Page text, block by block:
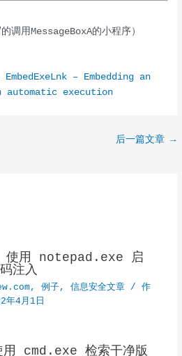
调用MessageBoxA的小程序）
– Embedding an
automatic execution
后一篇文章 →
使用 notepad.exe 启
注入
, 例子, 信息安全文章/ 作
年4月1日
cmd.exe 检索干净版